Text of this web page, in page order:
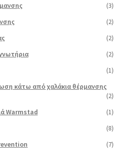
(3)
(2)
(2)
(2)
(1)
κάτω από χαλάκια θέρμανσης
(2)
Warmstad
(1)
(8)
(7)